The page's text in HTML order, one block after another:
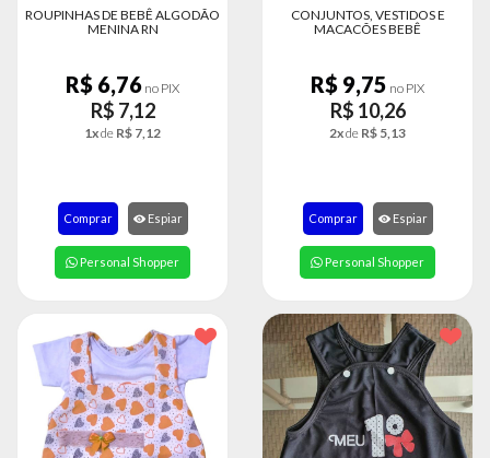
CENTRAL
ATENDIMENTO
8363
Chat
WhatsApp
mensagem
ROUPINHAS DE BEBÊ ALGODÃO
MENINA RN
R$ 6,76 no PIX
R$ 7,12
1xde R$ 7,12
Comprar Espiar
Personal Shopper
CONJUNTOS, VESTIDOS E
MACACÕES BEBÊ
R$ 9,75 no PIX
R$ 10,26
2xde R$ 5,13
Comprar Espiar
Personal Shopper